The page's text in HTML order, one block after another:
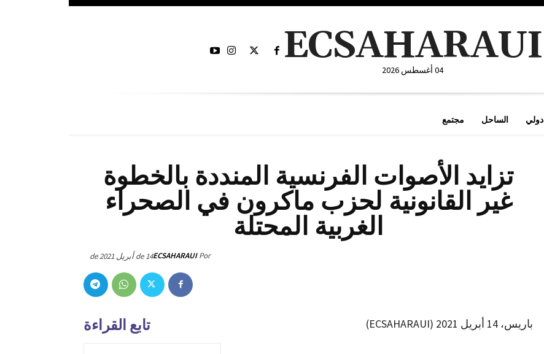
ECSAHARAUI
04 أغسطس 2026
دولي الساحل مجتمع
تزايد الأصوات الفرنسية المنددة بالخطوة
غير القانونية لحزب ماكرون في الصحراء
الغربية المحتلة
Por
ECSAHARAUI14 de أبريل de 2021
تابع القراءة باريس، 14 أبريل 2021 (ECSAHARAUI)